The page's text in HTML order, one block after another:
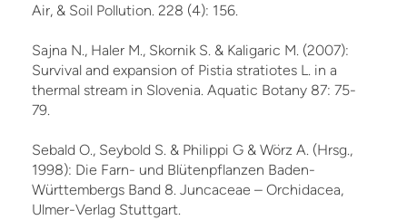
Air, & Soil Pollution. 228 (4): 156.
Sajna N., Haler M., Skornik S. & Kaligaric M. (2007):
Survival and expansion of Pistia stratiotes L. in a
thermal stream in Slovenia. Aquatic Botany 87: 75-
79.
Sebald O., Seybold S. & Philippi G & Wörz A. (Hrsg.,
1998): Die Farn- und Blütenpflanzen Baden-
Württembergs Band 8. Juncaceae – Orchidacea,
Ulmer-Verlag Stuttgart.